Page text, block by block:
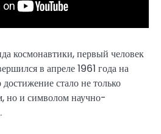
космонавтики, первый человек
в апреле 1961 года на
стало не только
но и символом научно-